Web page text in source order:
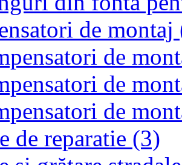
de montaj
de
de
de
de reparatie (3)